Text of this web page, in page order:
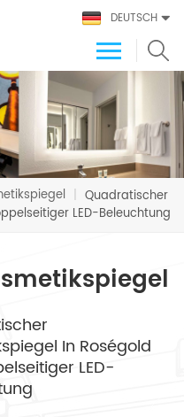
DEUTSCH
| Quadratischer
LED-Beleuchtung
In Roségold
LED-